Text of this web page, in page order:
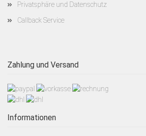
Privatsphäre und Datenschutz
Callback Service
Zahlung und Versand
Informationen